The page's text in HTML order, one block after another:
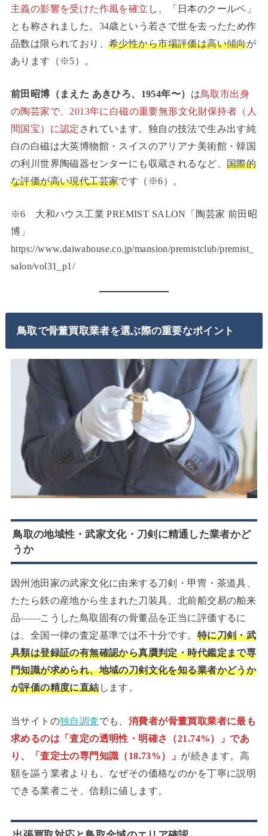
主義の影響を受けた作風を確立 し、「日本のクールベ」
とも称されました。34歳という若さで世を去ったため作
品数は限られており、希少性から市場評価は高い傾向が
あります（※5）。
前田昭博（まえた あきひろ、1954年〜） は鳥取市出身
の陶芸家で、2013年に白磁の重要無形文化財保持者（人
間国宝）に認定 されています。独自の技法で生み出す純
白の白磁は大英博物館・スイスのアリアナ美術館・韓国
の利川世界陶磁器センターにも収蔵されるなど、 国際的
な評価が高い現代工芸家です（※6）。
※6 大和ハウス工業 PREMIST SALON「陶芸家 前田昭
博」
https://www.daiwahouse.co.jp/mansion/premistclub/premist_
salon/vol31_p1/
鳥取で骨董買取業者を選ぶ際の重要なポイント
鳥取の地域性・武家文化・刀剣に精通した業者かど
うか
因州池田家の武家文化に由来する刀剣・甲冑・茶道具、
たたら鉄の産地から生まれた刀装具、北前船交易の舶来
品——こうした鳥取固有の骨董品を正当に評価するに
は、全国一律の査定基準では不十分です。 特に刀剣・武
具類は登録証の有無確認から真贋判定・時代鑑定まで専
門知識が求められ、地域の刀剣文化を知る業者かどうか
が評価の精度に直結します。
当サイトの独自調査でも、 消費者が骨董買取業者に最も
求めるのは「査定の透明性・明確さ（21.74%）」であ
り、「査定士の専門知識（18.73%）」 が続きます。高
額を謳う業者よりも、なぜその価格なのかを丁寧に説明
できる業者こそ、信頼に値します。